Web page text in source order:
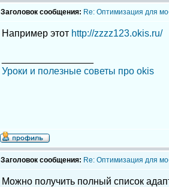
Заголовок сообщения: Re: Оптимизация для
Например этот http://zzzz123.okis.ru/
Уроки и полезные советы про okis
Заголовок сообщения: Re: Оптимизация для
Можно получить полный список